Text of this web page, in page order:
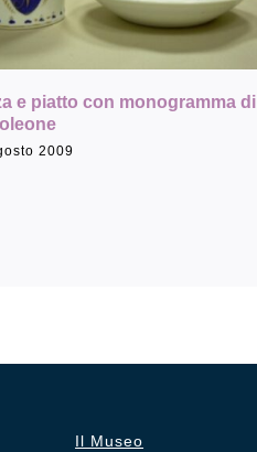
e piatto con monogramma di
2009
Il Museo